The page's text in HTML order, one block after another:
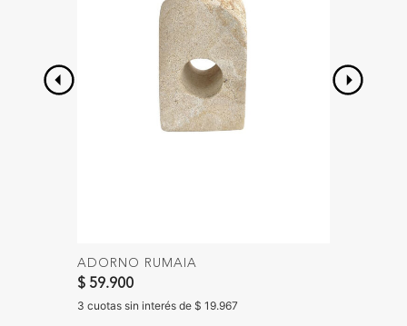
ADORNO RUMAIA
$ 59.900
3 cuotas sin interés de $ 19.967